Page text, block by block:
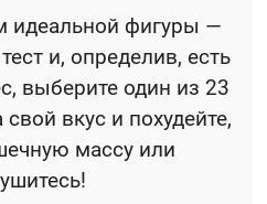
идеальной фигуры —
и, определив, есть
выберите один из 23
вкус и похудейте,
массу или